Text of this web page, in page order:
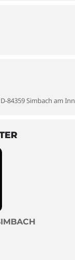
84359 Simbach am Inn